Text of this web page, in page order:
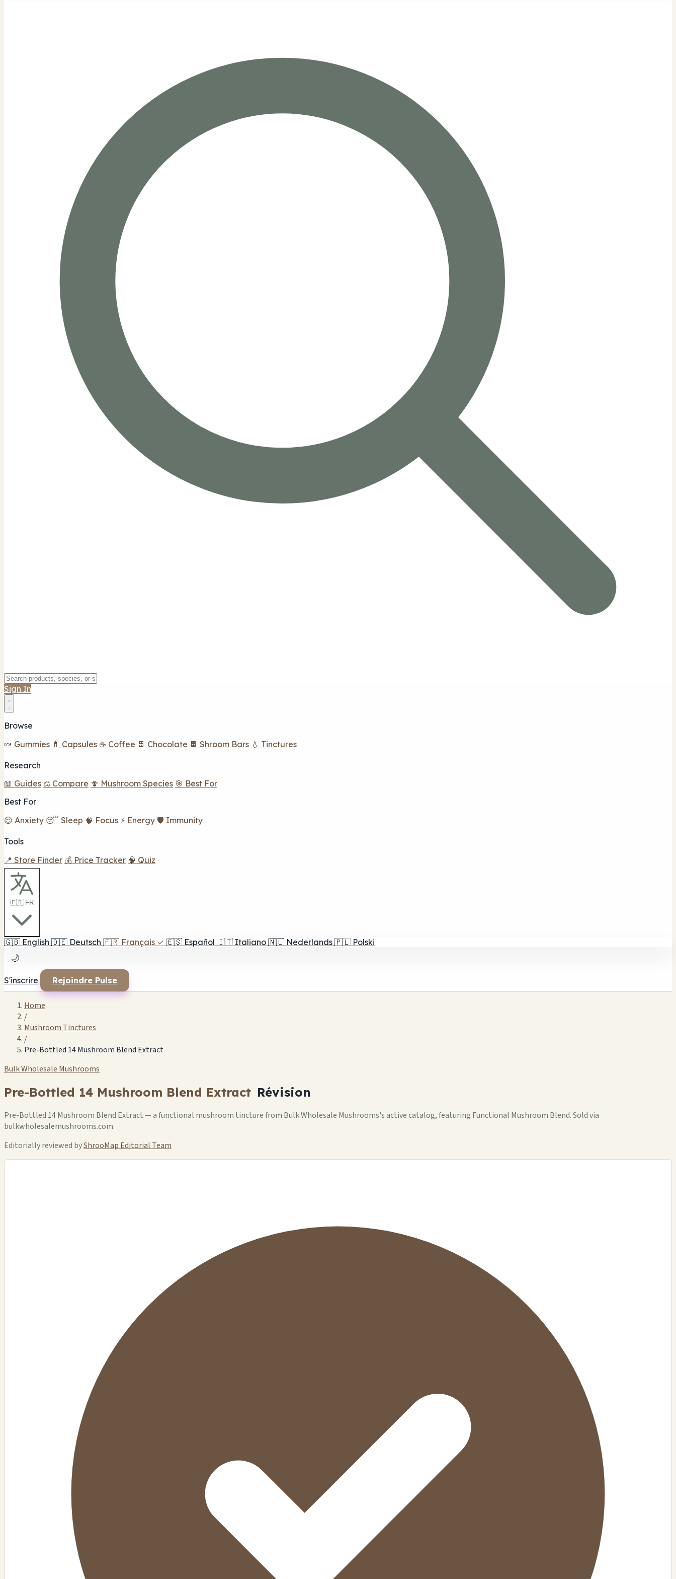
Sign In
Browse
🍬 Gummies 💊 Capsules ☕ Coffee 🍫 Chocolate 🍫 Shroom Bars 💧 Tinctures
Research
📖 Guides ⚖️ Compare 🍄 Mushroom Species 🎯 Best For
Best For
😌 Anxiety 😴 Sleep 🧠 Focus ⚡ Energy 🛡️ Immunity
Tools
📍 Store Finder 💰 Price Tracker 🧠 Quiz
🇫🇷 FR
🇬🇧 English 🇩🇪 Deutsch 🇫🇷 Français ✓ 🇪🇸 Español 🇮🇹 Italiano 🇳🇱 Nederlands 🇵🇱 Polski
🌙
S'inscrire Rejoindre Pulse
Home
/
Mushroom Tinctures
/
Pre-Bottled 14 Mushroom Blend Extract
Bulk Wholesale Mushrooms
Pre-Bottled 14 Mushroom Blend Extract Révision
Pre-Bottled 14 Mushroom Blend Extract — a functional mushroom tincture from Bulk Wholesale Mushrooms's active catalog, featuring Functional Mushroom Blend. Sold via
bulkwholesalemushrooms.com.
Editorially reviewed byShrooMap Editorial Team